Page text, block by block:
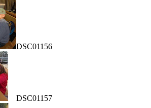
DSC01156
DSC01157